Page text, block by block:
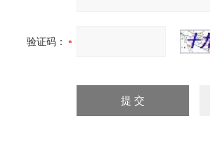
验证码：